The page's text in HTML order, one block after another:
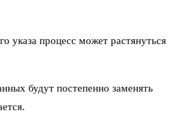
указа процесс может растянуться
будут постепенно заменять